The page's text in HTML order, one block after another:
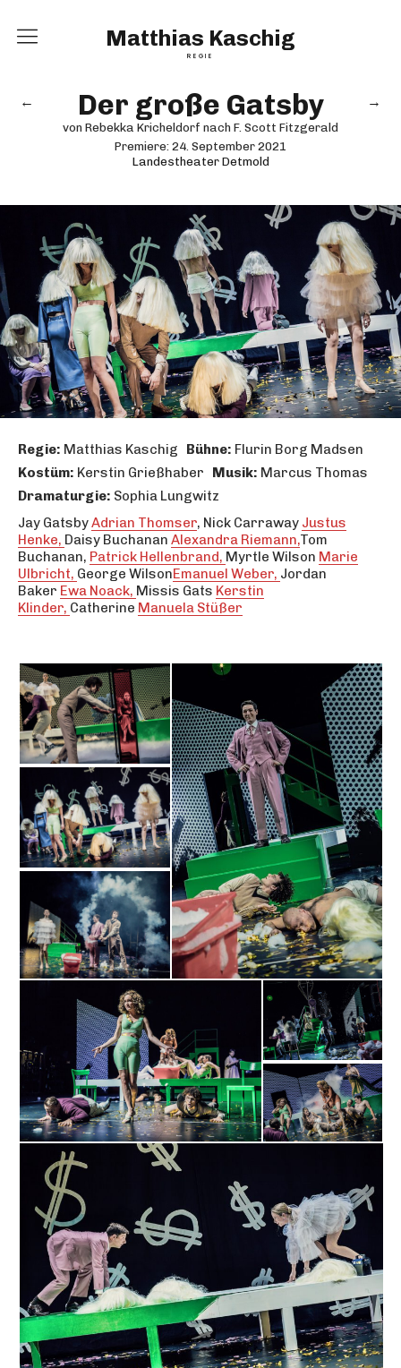
Matthias Kaschig
REGIE
Home
Inszenierungen
Kontakt
← →
Der große Gatsby
von Rebekka Kricheldorf nach F. Scott Fitzgerald
Premiere: 24. September 2021
Landestheater Detmold
Regie: Matthias Kaschig Bühne: Flurin Borg Madsen
Kostüm: Kerstin Grießhaber Musik: Marcus Thomas
Dramaturgie: Sophia Lungwitz
Jay GatsbyAdrian Thomser, Nick Carraway Justus
Henke, Daisy Buchanan Alexandra Riemann,Tom
Buchanan, Patrick Hellenbrand, Myrtle Wilson Marie
Ulbricht, George WilsonEmanuel Weber, Jordan
Baker Ewa Noack, Missis Gats Kerstin
Klinder, Catherine Manuela Stüßer